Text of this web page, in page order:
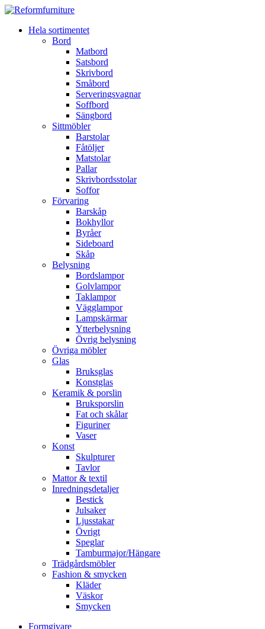
Hela sortimentet
Bord
Matbord
Satsbord
Skrivbord
Småbord
Serveringsvagnar
Soffbord
Sängbord
Sittmöbler
Barstolar
Fåtöljer
Matstolar
Pallar
Skrivbordsstolar
Soffor
Förvaring
Barskåp
Bokhyllor
Byråer
Sideboard
Skåp
Belysning
Bordslampor
Golvlampor
Taklampor
Vägglampor
Lampskärmar
Ytterbelysning
Övrig belysning
Övriga möbler
Glas
Bruksglas
Konstglas
Keramik & porslin
Bruksporslin
Fat och skålar
Figuriner
Vaser
Konst
Skulpturer
Tavlor
Mattor & textil
Inredningsdetaljer
Bestick
Julsaker
Ljusstakar
Övrigt
Speglar
Tamburmajor/Hängare
Trädgårdsmöbler
Fashion & smycken
Kläder
Väskor
Smycken
Formgivare